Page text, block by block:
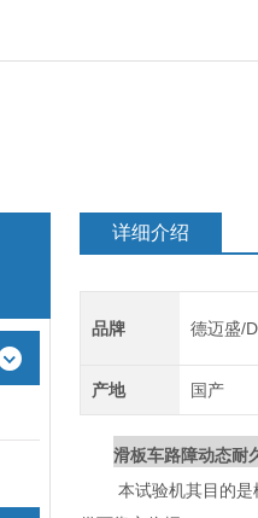
详细介绍
品牌 德迈盛/
产地 国产
滑板车路障动态耐
本试验机其目的